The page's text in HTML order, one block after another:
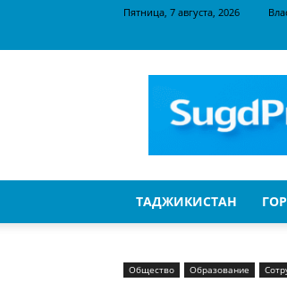
Пятница, 7 августа, 2026
ТАДЖИКИСТАН
Общество Образование